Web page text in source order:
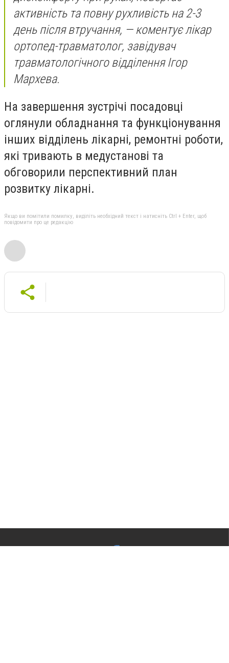
активність та повну рухливість на 2-3
день після втручання, — коментує лікар
ортопед-травматолог, завідувач
травматологічного відділення Ігор
Мархева.
На завершення зустрічі посадовці
оглянули обладнання та функціонування
інших відділень лікарні, ремонтні роботи,
які тривають в медустанові та
обговорили перспективний план
розвитку лікарні.
Якщо ви помітили помилку, виділіть необхідний текст і натисніть Ctrl + Enter, щоб
повідомити про це редакцію